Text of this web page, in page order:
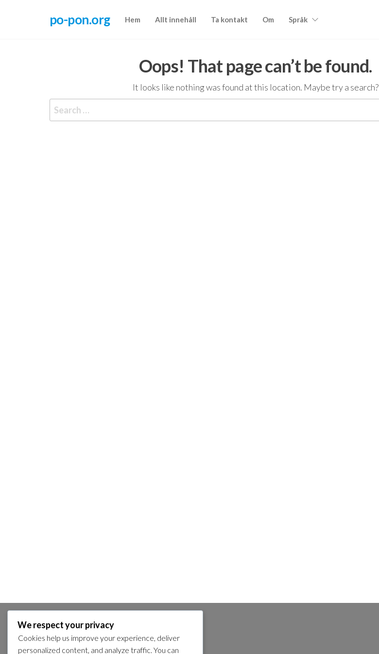
po-pon.org Hem Allt innehåll Ta kontakt Om Språk
Oops! That page can’t be found.
It looks like nothing was found at this location. Maybe try a search?
for:
SÖK
Search
We respect your privacy
Cookies help us improve your experience, deliver
personalized content, and analyze traffic. You can